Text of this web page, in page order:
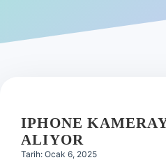
Hakkımızda
IPHONE
ALIYOR
Tarih: Ocak 6, 2025